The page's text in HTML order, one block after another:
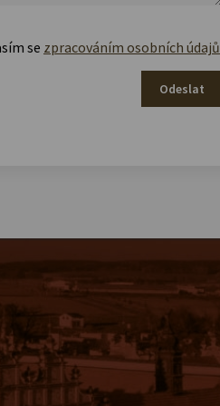
se zpracováním osobních údajů
Odeslat